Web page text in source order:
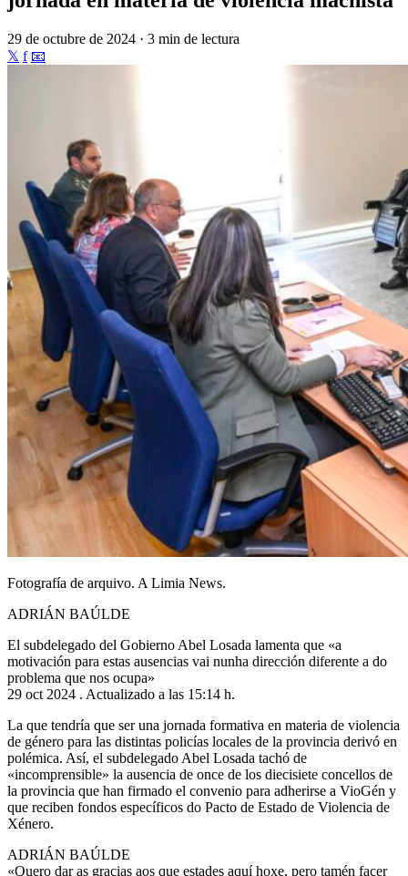
29 de octubre de 2024 · 3 min de lectura
𝕏 f 📧
Fotografía de arquivo. A Limia News.
ADRIÁN BAÚLDE
El subdelegado del Gobierno Abel Losada lamenta que «a
motivación para estas ausencias vai nunha dirección diferente a do
problema que nos ocupa»
29 oct 2024 . Actualizado a las 15:14 h.
La que tendría que ser una jornada formativa en materia de violencia
de género para las distintas policías locales de la provincia derivó en
polémica. Así, el subdelegado Abel Losada tachó de
«incomprensible» la ausencia de once de los diecisiete concellos de
la provincia que han firmado el convenio para adherirse a VioGén y
que reciben fondos específicos do Pacto de Estado de Violencia de
Xénero.
ADRIÁN BAÚLDE
«Quero dar as gracias aos que estades aquí hoxe, pero tamén facer